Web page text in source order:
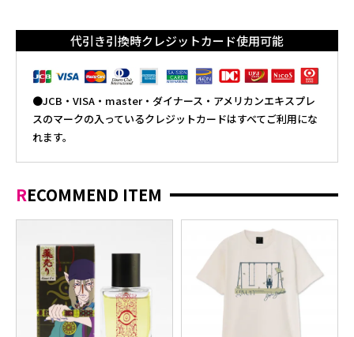
代引き引換時クレジットカード使用可能
●JCB・VISA・master・ダイナース・アメリカンエキスプレ
スのマークの入っているクレジットカードはすべてご利用にな
れます。
RECOMMEND ITEM